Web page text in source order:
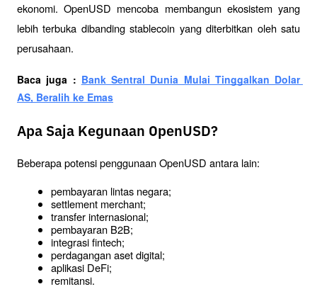
ekonomi. OpenUSD mencoba membangun ekosistem yang
lebih terbuka dibanding stablecoin yang diterbitkan oleh satu
perusahaan.
Baca juga : Bank Sentral Dunia Mulai Tinggalkan Dolar
AS, Beralih ke Emas
Apa Saja Kegunaan OpenUSD?
Beberapa potensi penggunaan OpenUSD antara lain:
pembayaran lintas negara;
settlement merchant;
transfer internasional;
pembayaran B2B;
integrasi fintech;
perdagangan aset digital;
aplikasi DeFi;
remitansi.